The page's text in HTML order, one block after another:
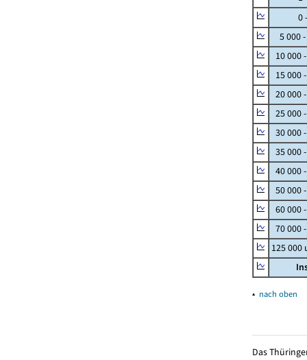
0 -
5 000
10 000
15 000
20 000
25 000
30 000
35 000
40 000
50 000
60 000
70 000
125
▴ nach oben
Das